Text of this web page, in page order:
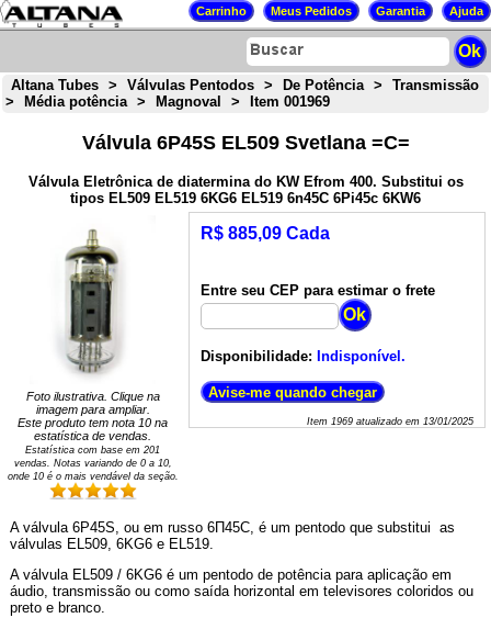
Altana Tubes > Válvulas Pentodos > De Potência >
Transmissão
>
Média potência > Magnoval > Item 001969
Válvula 6P45S EL509 Svetlana =C=
Válvula Eletrônica de diatermina do KW Efrom 400. Substitui os
tipos EL509 EL519 6KG6 EL519 6n45C 6Pi45c 6KW6
Foto ilustrativa. Clique na
imagem para ampliar.
Este produto tem nota 10 na
estatística de vendas.
Estatística com base em 201
vendas. Notas variando de 0a 10,
onde 10 é o mais vendável da seção.
R$ 885,09 Cada
Entre seu CEP para estimar o frete
Disponibilidade: Indisponível.
Item 1969atualizado em 13/01/2025
A válvula 6P45S, ou em russo 6П45С, é um pentodo que substitui as
válvulas EL509, 6KG6 e EL519.
A válvula EL509 / 6KG6 é um pentodo de potência para aplicação em
áudio, transmissão ou como saída horizontal em televisores coloridos ou
preto e branco.